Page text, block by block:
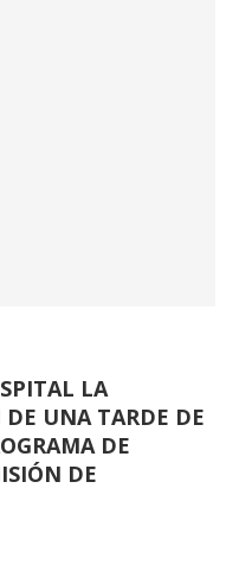
LA
UNA TARDE DE
DE
DE